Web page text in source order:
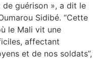
guérison », a dit le
Sidibé. “Cette
le Mali vit une
affectant
et de nos soldats”,